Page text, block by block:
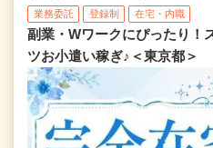
業務委託 登録制 在宅・内職
副業・Wワークにぴったり！
ツお小遣い稼ぎ♪＜東京都＞